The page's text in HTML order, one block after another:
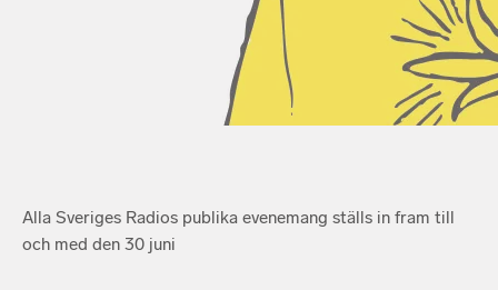
Alla Sveriges Radios publika evenemang ställs in fram till
och med den 30 juni